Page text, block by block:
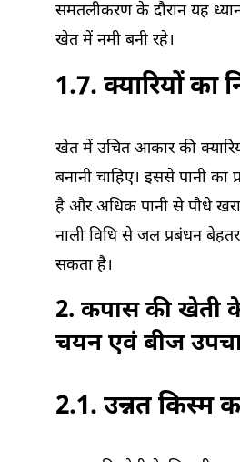
समतलीकरण के दौरान यह
खेत में नमी बनी रहे।
1.7. क्यारियों का
खेत में उचित आकार की
बनानी चाहिए। इससे पानी का
है और अधिक पानी से पौधे
नाली विधि से जल प्रबंधन
सकता है।
2. कपास की खेती
चयन एवं बीज
2.1. उन्नत किस्म